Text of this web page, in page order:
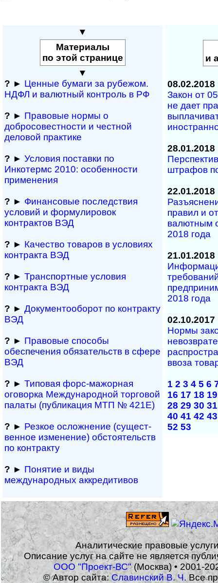
▼
Материалы
по этой странице
▼
? ► Ценные бумаги за рубежом.
НДФЛ и ва­лют­ный кон­т­роль в РФ
? ► Правовые нормы о
добросовестности и чест­ной
деловой практике
? ► Условия поставки по
Инкотермс 2010: осо­бен­нос­ти
применения
? ► Финансовые последствия
условий и формулировок
контрактов ВЭД
? ► Качество товаров в условиях
контракта ВЭД
? ► Транспортные условия
контракта ВЭД
? ► Документооборот по контракту
ВЭД
? ► Правовые способы
обеспечения обяза­тельств в сфере
ВЭД
? ► Типовая форс-мажор­ная
оговорка Междуна­род­ной торговой
палаты (публикация МТП № 421Е)
? ► Резкое осложнение (сущест­
вен­ное измене­ние) обсто­ятельств
по контракту
? ► Понятие и виды
международных аккредитивов
и
08.02.2018
Закон от
не дает
28.01.2018
штрафов
22.01.2018
правил и
валютным
2018 года
21.01.2018
2018 года
02.10.2017
Нормы
ввоза
1 2 3 4 5 6
16 17 18 19
28 29 30 31
40 41 42 43
52 53
Аналитические правовые
Описание услуг на сайте не является
ООО "Проект-ВС"(Москва) • 2001-
© Автор сайта:Славинский В. Ч.Все